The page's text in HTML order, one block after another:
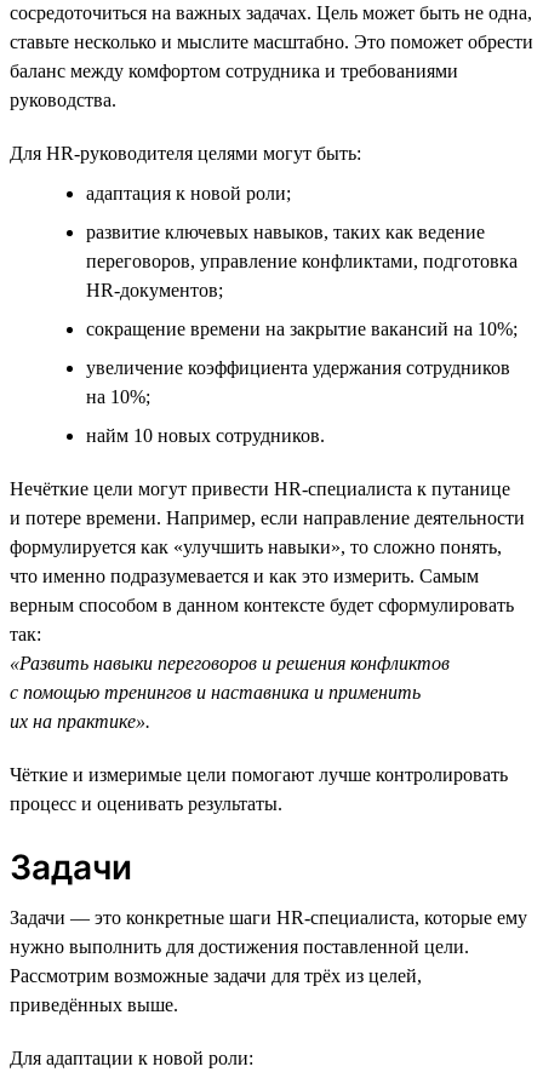
сосредоточиться на важных задачах. Цель может быть не одна,
ставьте несколько и мыслите масштабно. Это поможет обрести
баланс между комфортом сотрудника и требованиями
руководства.
Для HR-руководителя целями могут быть:
адаптация к новой роли;
развитие ключевых навыков, таких как ведение
переговоров, управление конфликтами, подготовка
HR-документов;
сокращение времени на закрытие вакансий на 10%;
увеличение коэффициента удержания сотрудников
на 10%;
найм 10 новых сотрудников.
Нечёткие цели могут привести HR-специалиста к путанице
и потере времени. Например, если направление деятельности
формулируется как «улучшить навыки», то сложно понять,
что именно подразумевается и как это измерить. Самым
верным способом в данном контексте будет сформулировать
так:
«Развить навыки переговоров и решения конфликтов
с помощью тренингов и наставника и применить
их на практике».
Чёткие и измеримые цели помогают лучше контролировать
процесс и оценивать результаты.
Задачи
Задачи — это конкретные шаги HR-специалиста, которые ему
нужно выполнить для достижения поставленной цели.
Рассмотрим возможные задачи для трёх из целей,
приведённых выше.
Для адаптации к новой роли: